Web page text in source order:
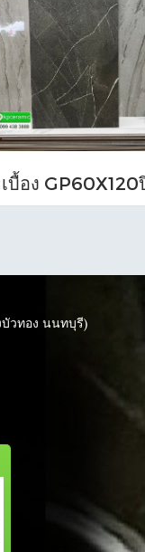
บัวทอง นนทบุรี)